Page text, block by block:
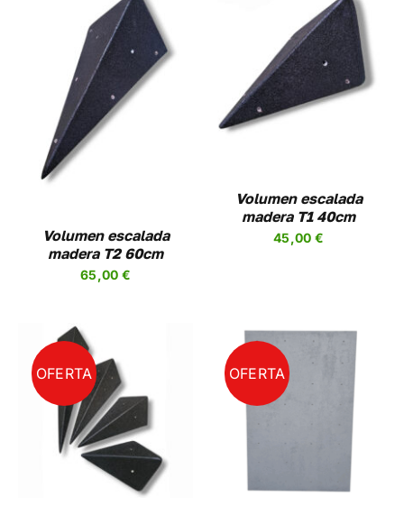
Volumen escalada
madera T2 60cm
65,00 €
AÑADIR AL CARRITO
/
DETALLES
Volumen escalada
madera T1 40cm
45,00 €
OFERTA OFERTA
AÑADIR AL CARRITO
/
DETALLES